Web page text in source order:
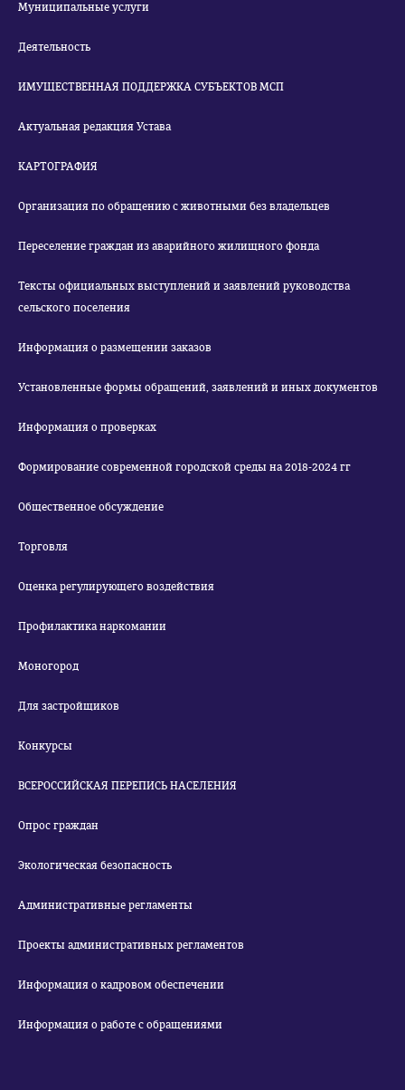
Муниципальные услуги
Деятельность
ИМУЩЕСТВЕННАЯ ПОДДЕРЖКА СУБЪЕКТОВ МСП
Актуальная редакция Устава
КАРТОГРАФИЯ
Организация по обращению с животными без владельцев
Переселение граждан из аварийного жилищного фонда
Тексты официальных выступлений и заявлений руководства
сельского поселения
Информация о размещении заказов
Установленные формы обращений, заявлений и иных документов
Информация о проверках
Формирование современной городской среды на 2018-2024 гг
Общественное обсуждение
Торговля
Оценка регулирующего воздействия
Профилактика наркомании
Моногород
Для застройщиков
Конкурсы
ВСЕРОССИЙСКАЯ ПЕРЕПИСЬ НАСЕЛЕНИЯ
Опрос граждан
Экологическая безопасность
Административные регламенты
Проекты административных регламентов
Информация о кадровом обеспечении
Информация о работе с обращениями